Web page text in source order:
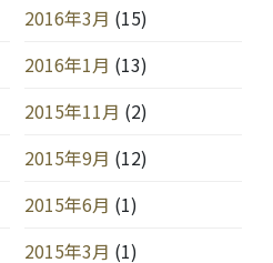
2016年3月 (15)
2016年1月 (13)
2015年11月 (2)
2015年9月 (12)
2015年6月 (1)
2015年3月 (1)